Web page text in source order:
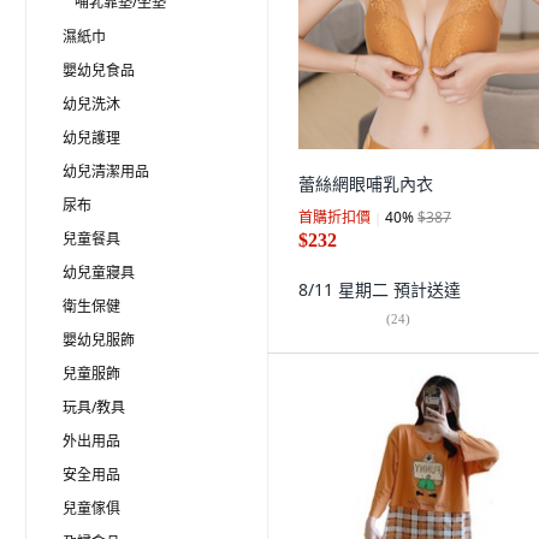
濕紙巾
嬰幼兒食品
幼兒洗沐
幼兒護理
幼兒清潔用品
尿布
兒童餐具
幼兒童寢具
衛生保健
嬰幼兒服飾
兒童服飾
玩具/教具
外出用品
安全用品
兒童傢俱
蕾絲網眼哺乳內衣
首購折扣價 40%$387
$232
8/11 星期二 預計送達
(24)